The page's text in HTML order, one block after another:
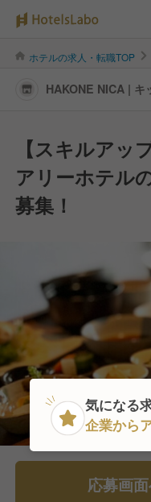
ホテルの求人・転職TOP
HAKONE NICA | キ
【スキルア
アリーホテル
募集！
応募画
気になる
企業から